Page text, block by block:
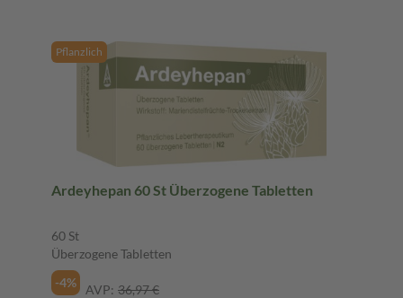
Pflanzlich
Ardeyhepan 60 St Überzogene Tabletten
60 St
Überzogene Tabletten
-4%
AVP: 36,97 €